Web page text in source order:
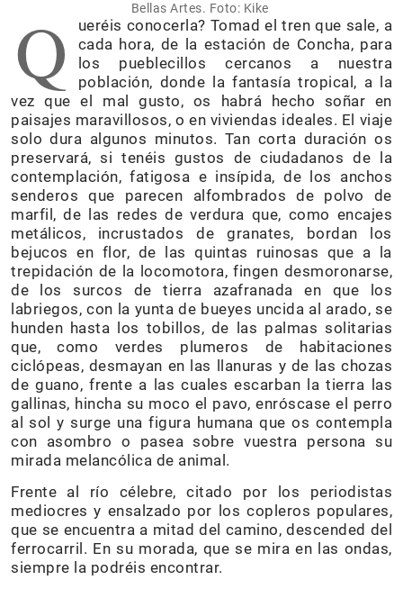
Bellas Artes. Foto: Kike
Q
ueréis conocerla? Tomad el tren que sale, a
cada hora, de la estación de Concha, para
los pueblecillos cercanos a nuestra
población, donde la fantasía tropical, a la
vez que el mal gusto, os habrá hecho soñar en
paisajes maravillosos, o en viviendas ideales. El viaje
solo dura algunos minutos. Tan corta duración os
preservará, si tenéis gustos de ciudadanos de la
contemplación, fatigosa e insípida, de los anchos
senderos que parecen alfombrados de polvo de
marfil, de las redes de verdura que, como encajes
metálicos, incrustados de granates, bordan los
bejucos en flor, de las quintas ruinosas que a la
trepidación de la locomotora, fingen desmoronarse,
de los surcos de tierra azafranada en que los
labriegos, con la yunta de bueyes uncida al arado, se
hunden hasta los tobillos, de las palmas solitarias
que, como verdes plumeros de habitaciones
ciclópeas, desmayan en las llanuras y de las chozas
de guano, frente a las cuales escarban la tierra las
gallinas, hincha su moco el pavo, enróscase el perro
al sol y surge una figura humana que os contempla
con asombro o pasea sobre vuestra persona su
mirada melancólica de animal.
Frente al río célebre, citado por los periodistas
mediocres y ensalzado por los copleros populares,
que se encuentra a mitad del camino, descended del
ferrocarril. En su morada, que se mira en las ondas,
siempre la podréis encontrar.